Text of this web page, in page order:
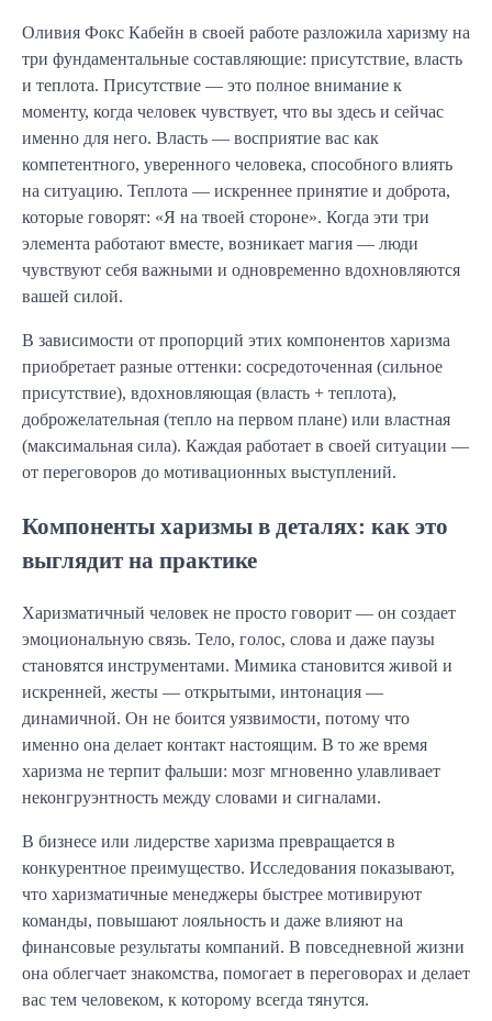
Оливия Фокс Кабейн в своей работе разложила харизму на
три фундаментальные составляющие: присутствие, власть
и теплота. Присутствие — это полное внимание к
моменту, когда человек чувствует, что вы здесь и сейчас
именно для него. Власть — восприятие вас как
компетентного, уверенного человека, способного влиять
на ситуацию. Теплота — искреннее принятие и доброта,
которые говорят: «Я на твоей стороне». Когда эти три
элемента работают вместе, возникает магия — люди
чувствуют себя важными и одновременно вдохновляются
вашей силой.
В зависимости от пропорций этих компонентов харизма
приобретает разные оттенки: сосредоточенная (сильное
присутствие), вдохновляющая (власть + теплота),
доброжелательная (тепло на первом плане) или властная
(максимальная сила). Каждая работает в своей ситуации —
от переговоров до мотивационных выступлений.
Компоненты харизмы в деталях: как это
выглядит на практике
Харизматичный человек не просто говорит — он создает
эмоциональную связь. Тело, голос, слова и даже паузы
становятся инструментами. Мимика становится живой и
искренней, жесты — открытыми, интонация —
динамичной. Он не боится уязвимости, потому что
именно она делает контакт настоящим. В то же время
харизма не терпит фальши: мозг мгновенно улавливает
неконгруэнтность между словами и сигналами.
В бизнесе или лидерстве харизма превращается в
конкурентное преимущество. Исследования показывают,
что харизматичные менеджеры быстрее мотивируют
команды, повышают лояльность и даже влияют на
финансовые результаты компаний. В повседневной жизни
она облегчает знакомства, помогает в переговорах и делает
вас тем человеком, к которому всегда тянутся.